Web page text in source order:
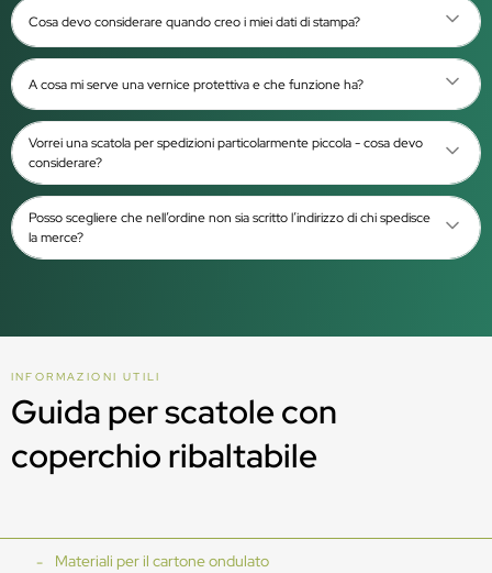
Cosa devo considerare quando creo i miei dati di stampa?
A cosa mi serve una vernice protettiva e che funzione ha?
Vorrei una scatola per spedizioni particolarmente piccola - cosa devo
considerare?
Posso scegliere che nell’ordine non sia scritto l’indirizzo di chi spedisce
la merce?
INFORMAZIONI UTILI
Guida per scatole con
coperchio ribaltabile
Materiali per il cartone ondulato